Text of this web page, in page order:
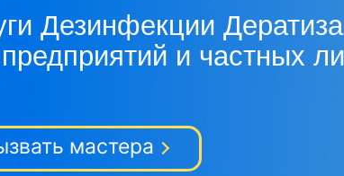
Дезинфекции
и частных
мастера